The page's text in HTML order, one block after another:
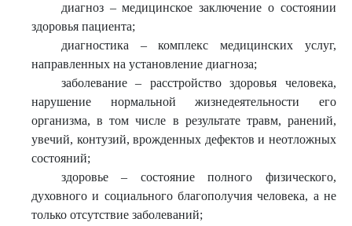
диагноз – медицинское заключение о состоянии
здоровья пациента;
диагностика – комплекс медицинских услуг,
направленных на установление диагноза;
заболевание – расстройство здоровья человека,
нарушение нормальной жизнедеятельности его
организма, в том числе в результате травм, ранений,
увечий, контузий, врожденных дефектов и неотложных
состояний;
здоровье – состояние полного физического,
духовного и социального благополучия человека, а не
только отсутствие заболеваний;